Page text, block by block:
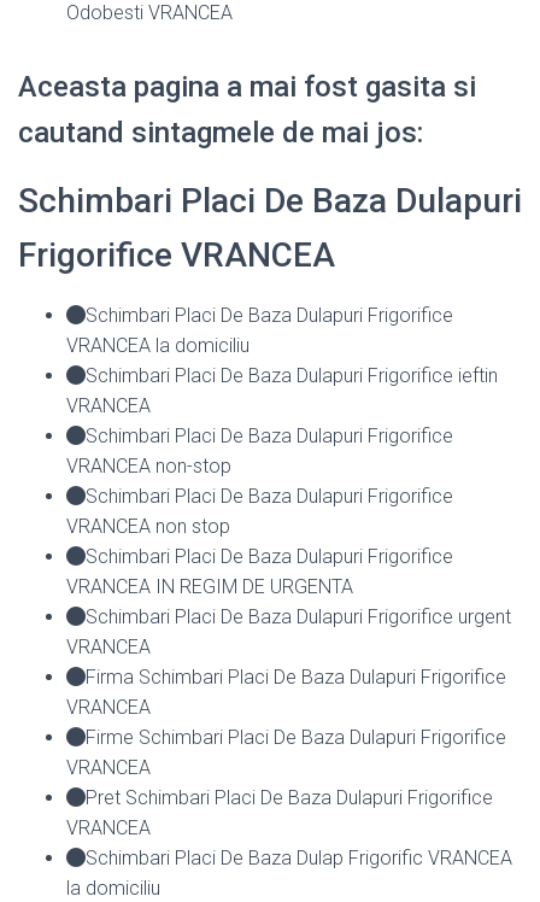
Odobesti VRANCEA
Aceasta pagina a mai fost gasita si
cautand sintagmele de mai jos:
Schimbari Placi De Baza Dulapuri
Frigorifice VRANCEA
Schimbari Placi De Baza Dulapuri Frigorifice
VRANCEA la domiciliu
Schimbari Placi De Baza Dulapuri Frigorifice ieftin
VRANCEA
Schimbari Placi De Baza Dulapuri Frigorifice
VRANCEA non-stop
Schimbari Placi De Baza Dulapuri Frigorifice
VRANCEA non stop
Schimbari Placi De Baza Dulapuri Frigorifice
VRANCEA IN REGIM DE URGENTA
Schimbari Placi De Baza Dulapuri Frigorifice urgent
VRANCEA
Firma Schimbari Placi De Baza Dulapuri Frigorifice
VRANCEA
Firme Schimbari Placi De Baza Dulapuri Frigorifice
VRANCEA
Pret Schimbari Placi De Baza Dulapuri Frigorifice
VRANCEA
Schimbari Placi De Baza Dulap Frigorific VRANCEA
la domiciliu